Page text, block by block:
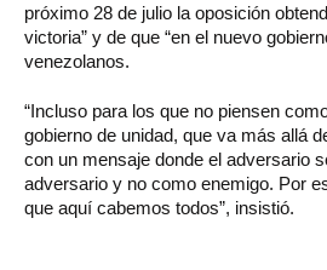
próximo 28 de julio la oposición
victoria” y de que “en el nuevo
venezolanos.
“Incluso para los que no piensen
gobierno de unidad, que va más allá
con un mensaje donde el adversario
adversario y no como enemigo. Por
que aquí cabemos todos”, insistió.